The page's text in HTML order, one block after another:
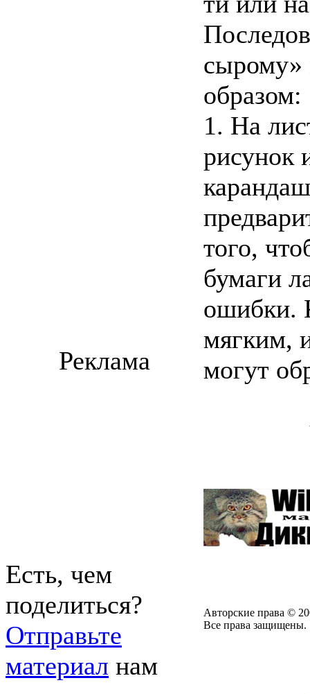
сырому»
образом:
1. На
рисунок
того,
бумаги
ошибки.
мягким,
могут
Реклама
Есть, чем
поделиться?
Отправьте
материал нам
Авторские права ©
Все права защищены.